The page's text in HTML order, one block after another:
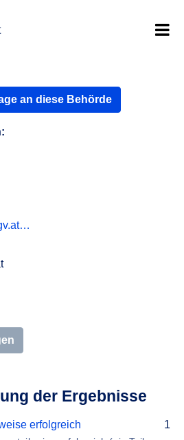
an diese Behörde
der Ergebnisse
erfolgreich 1